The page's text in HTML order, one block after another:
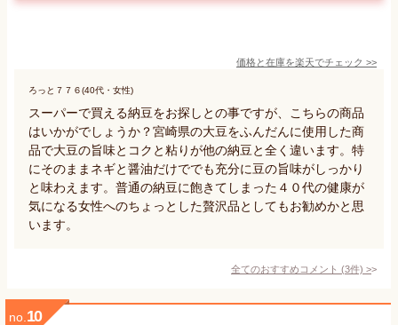
価格と在庫を楽天でチェック >>
ろっと７７６(40代・女性)
スーパーで買える納豆をお探しとの事ですが、こちらの商品
はいかがでしょうか？宮崎県の大豆をふんだんに使用した商
品で大豆の旨味とコクと粘りが他の納豆と全く違います。特
にそのままネギと醤油だけででも充分に豆の旨味がしっかり
と味わえます。普通の納豆に飽きてしまった４０代の健康が
気になる女性へのちょっとした贅沢品としてもお勧めかと思
います。
全てのおすすめコメント (3件) >
no. 10